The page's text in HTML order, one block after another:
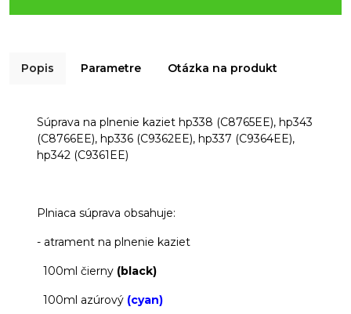
Popis Parametre Otázka na produkt
Súprava na plnenie kaziet hp338 (C8765EE), hp343
(C8766EE), hp336 (C9362EE), hp337 (C9364EE),
hp342 (C9361EE)
Plniaca súprava obsahuje:
- atrament na plnenie kaziet
100ml čierny (black)
100ml azúrový (cyan)